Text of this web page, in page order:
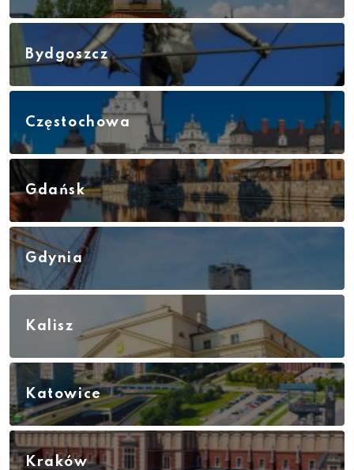
Bydgoszcz
Częstochowa
Gdańsk
Gdynia
Kalisz
Katowice
Kraków